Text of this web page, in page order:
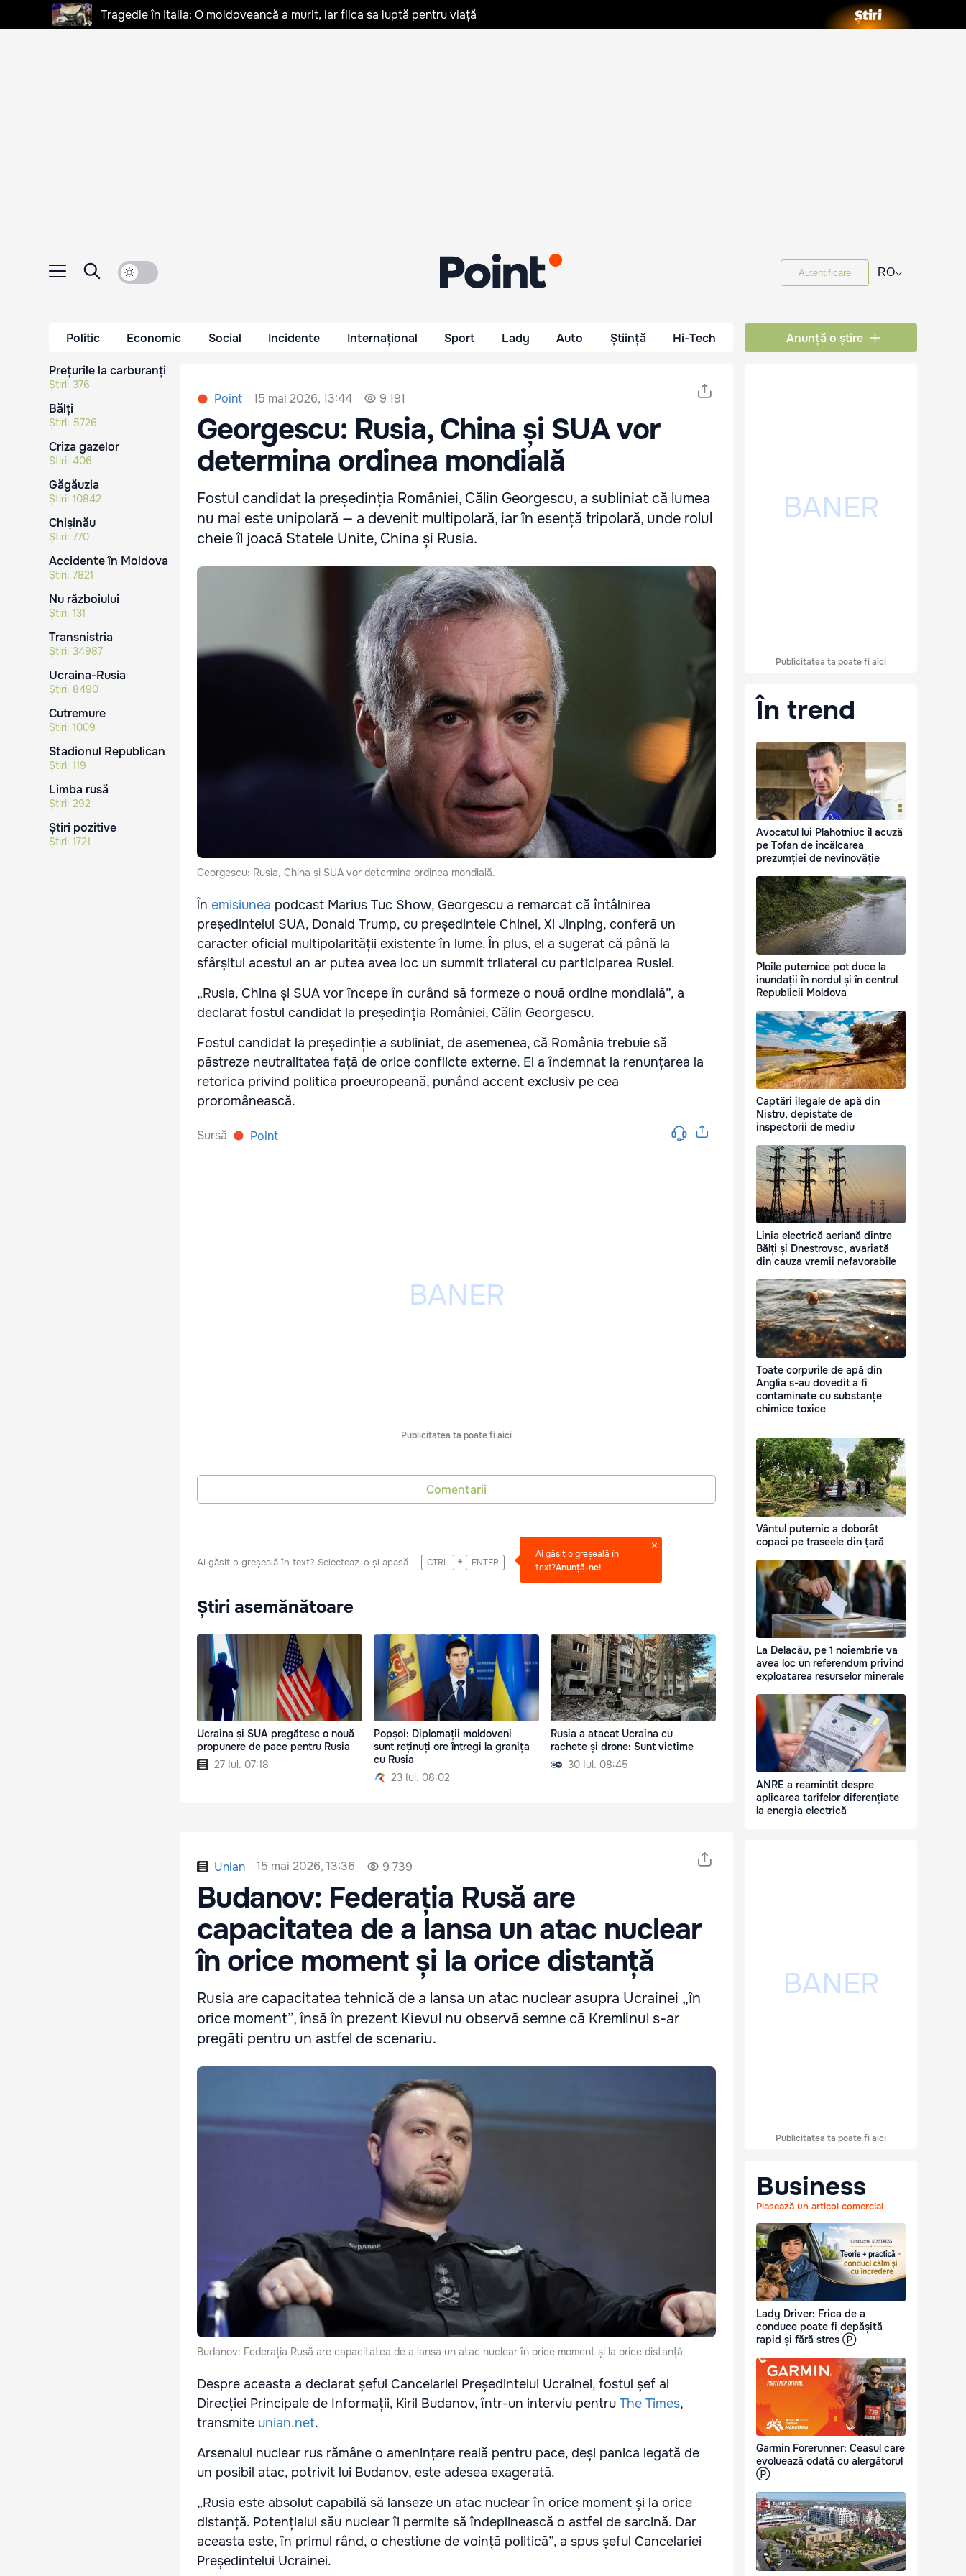
Tragedie în Italia: O moldoveancă a murit, iar fiica sa luptă pentru viață
Autentificare RO⌵
Politic Economic Social Incidente Internațional Sport Lady Auto Știință Hi-Tech Anunță o știre
Prețurile la carburanți
Știri: 376
Bălți
Știri: 5726
Criza gazelor
Știri: 406
Găgăuzia
Știri: 10842
Chișinău
Știri: 770
Accidente în Moldova
Știri: 7821
Nu războiului
Știri: 131
Transnistria
Știri: 34987
Ucraina-Rusia
Știri: 8490
Cutremure
Știri: 1009
Stadionul Republican
Știri: 119
Limba rusă
Știri: 292
Știri pozitive
Știri: 1721
Point 15 mai 2026, 13:44 9 191
Georgescu: Rusia, China și SUA vor
determina ordinea mondială
Fostul candidat la președinția României, Călin Georgescu, a subliniat că lumea
nu mai este unipolară — a devenit multipolară, iar în esență tripolară, unde rolul
cheie îl joacă Statele Unite, China și Rusia.
Georgescu: Rusia, China și SUA vor determina ordinea mondială.
În emisiunea podcast Marius Tuc Show, Georgescu a remarcat că întâlnirea
președintelui SUA, Donald Trump, cu președintele Chinei, Xi Jinping, conferă un
caracter oficial multipolarității existente în lume. În plus, el a sugerat că până la
sfârșitul acestui an ar putea avea loc un summit trilateral cu participarea Rusiei.
„Rusia, China și SUA vor începe în curând să formeze o nouă ordine mondială”, a
declarat fostul candidat la președinția României, Călin Georgescu.
Fostul candidat la președinție a subliniat, de asemenea, că România trebuie să
păstreze neutralitatea față de orice conflicte externe. El a îndemnat la renunțarea la
retorica privind politica proeuropeană, punând accent exclusiv pe cea
proromânească.
Sursă Point
Publicitatea ta poate fi aici
Comentarii
Ai găsit o greșeală în text? Selecteaz-o și apasă CTRL + ENTER
Ai găsit o greșeală în
text?Anunță-ne!
Știri asemănătoare
Ucraina și SUA pregătesc o nouă
propunere de pace pentru Rusia
27 Iul. 07:18
Popșoi: Diplomații moldoveni
sunt reținuți ore întregi la granița
cu Rusia
23 Iul. 08:02
Rusia a atacat Ucraina cu
rachete și drone: Sunt victime
30 Iul. 08:45
Unian 15 mai 2026, 13:36 9 739
Budanov: Federația Rusă are
capacitatea de a lansa un atac nuclear
în orice moment și la orice distanță
Rusia are capacitatea tehnică de a lansa un atac nuclear asupra Ucrainei „în
orice moment”, însă în prezent Kievul nu observă semne că Kremlinul s-ar
pregăti pentru un astfel de scenariu.
Budanov: Federația Rusă are capacitatea de a lansa un atac nuclear în orice moment și la orice distanță.
Despre aceasta a declarat șeful Cancelariei Președintelui Ucrainei, fostul șef al
Direcției Principale de Informații, Kiril Budanov, într-un interviu pentru The Times,
transmite unian.net.
Arsenalul nuclear rus rămâne o amenințare reală pentru pace, deși panica legată de
un posibil atac, potrivit lui Budanov, este adesea exagerată.
„Rusia este absolut capabilă să lanseze un atac nuclear în orice moment și la orice
distanță. Potențialul său nuclear îi permite să îndeplinească o astfel de sarcină. Dar
aceasta este, în primul rând, o chestiune de voință politică”, a spus șeful Cancelariei
Președintelui Ucrainei.
Publicitatea ta poate fi aici
În trend
Avocatul lui Plahotniuc îl acuză
pe Tofan de încălcarea
prezumției de nevinovăție
Ploile puternice pot duce la
inundații în nordul și în centrul
Republicii Moldova
Captări ilegale de apă din
Nistru, depistate de
inspectorii de mediu
Linia electrică aeriană dintre
Bălți și Dnestrovsc, avariată
din cauza vremii nefavorabile
Toate corpurile de apă din
Anglia s-au dovedit a fi
contaminate cu substanțe
chimice toxice
Vântul puternic a doborât
copaci pe traseele din țară
La Delacău, pe 1 noiembrie va
avea loc un referendum privind
exploatarea resurselor minerale
ANRE a reamintit despre
aplicarea tarifelor diferențiate
la energia electrică
Publicitatea ta poate fi aici
Business
Plasează un articol comercial
Lady Driver: Frica de a
conduce poate fi depășită
rapid și fără stres Ⓟ
Garmin Forerunner: Ceasul care
evoluează odată cu alergătorul
Ⓟ